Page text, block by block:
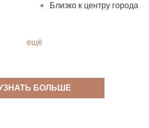
Близко к центру города
ещё
БОЛЬШЕ